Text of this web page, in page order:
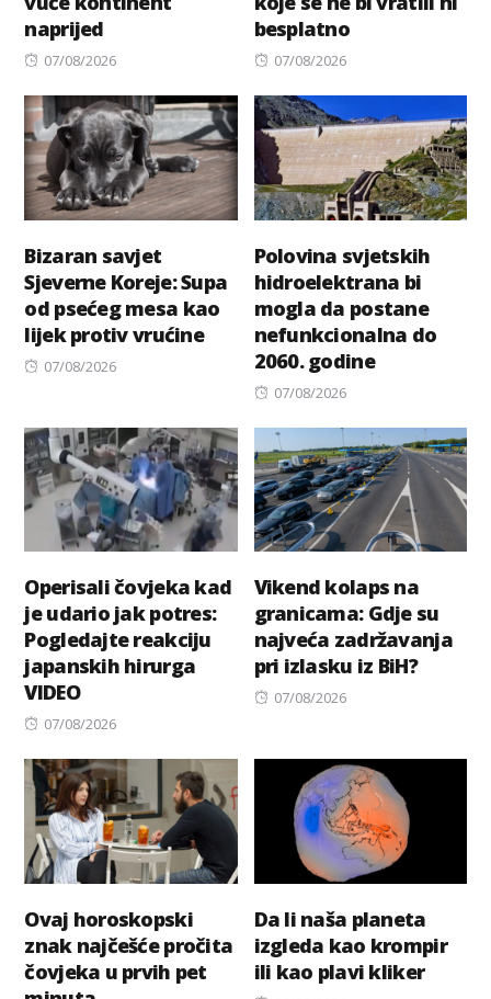
naprijed
Posted
07/08/2026
besplatno
Posted
07/08/2026
Bizaran savjet
Sjeverne Koreje: Supa
od psećeg mesa kao
lijek protiv vrućine
Posted
07/08/2026
Polovina svjetskih
hidroelektrana bi
mogla da postane
nefunkcionalna do
2060. godine
Posted
07/08/2026
Operisali čovjeka kad
je udario jak potres:
Pogledajte reakciju
japanskih hirurga
VIDEO
Posted
07/08/2026
Vikend kolaps na
granicama: Gdje su
najveća zadržavanja
pri izlasku iz BiH?
Posted
07/08/2026
Ovaj horoskopski
znak najčešće pročita
čovjeka u prvih pet
Da li naša planeta
izgleda kao krompir
ili kao plavi kliker